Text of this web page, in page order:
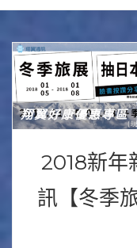
翔翼好康優惠專區
2018新年
訊【冬季